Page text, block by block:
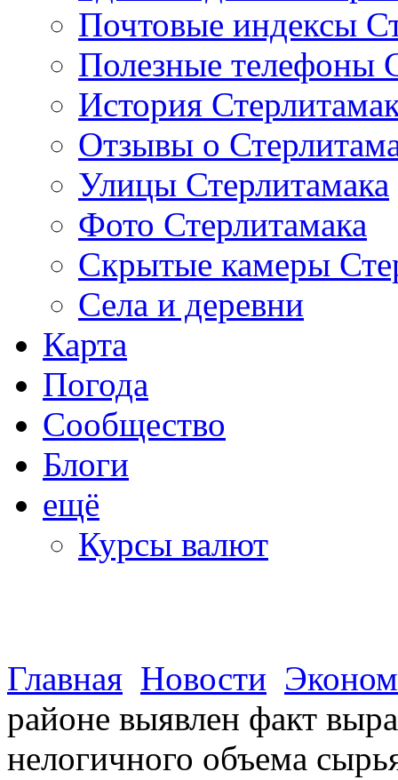
Почтовые индексы
Полезные телефоны
История
Отзывы о
Улицы Стерлитамака
Фото Стерлитамака
Скрытые камеры
Села и деревни
Карта
Погода
Сообщество
Блоги
ещё
Курсы валют
Главная Новости
районе выявлен факт
нелогичного объема